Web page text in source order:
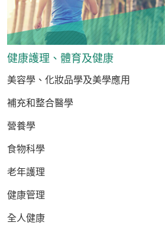
健康護理、體育及健康
美容學、化妝品學及美學應用
補充和整合醫學
營養學
食物科學
老年護理
健康管理
全人健康